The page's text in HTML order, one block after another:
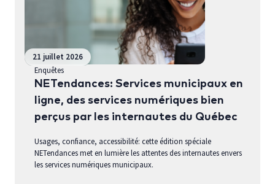
21 juillet 2026
Enquêtes
NETendances: Services municipaux en
ligne, des services numériques bien
perçus par les internautes du Québec
Usages, confiance, accessibilité: cette édition spéciale
NETendances met en lumière les attentes des internautes envers
les services numériques municipaux.